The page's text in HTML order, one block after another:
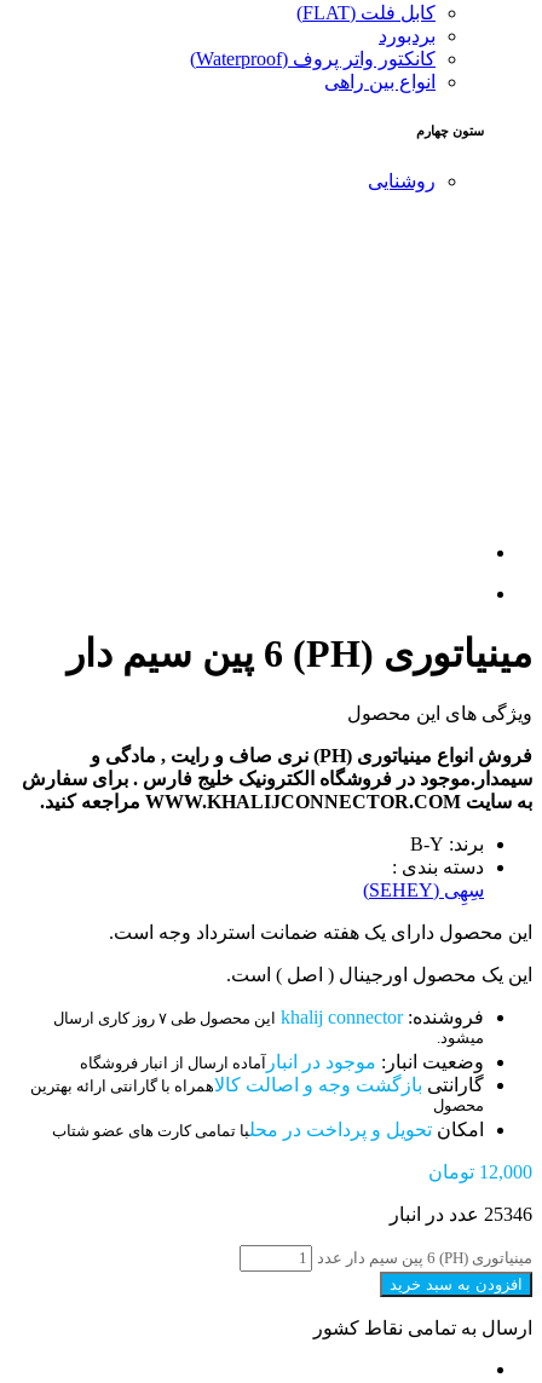
کابل فلت (FLAT)
بردبورد
کانکتور واتر پروف (Waterproof)
انواع بین راهی
ستون چهارم
روشنایی
مینیاتوری (PH) 6 پین سیم دار
ویژگی های این محصول
فروش انواع مینیاتوری (PH) نری صاف و رایت , مادگی و
سیمدار.موجود در فروشگاه الکترونیک خلیج فارس . برای سفارش
به سایت WWW.KHALIJCONNECTOR.COM مراجعه کنید.
برند: B-Y
دسته بندی :
سِهِی (SEHEY)
این محصول دارای یک هفته ضمانت استرداد وجه است.
این یک محصول اورجینال ( اصل ) است.
فروشنده:khalij connector این محصول طی ۷ روز کاری ارسال
میشود.
وضعیت انبار: موجود در انبار آماده ارسال از انبار فروشگاه
گارانتی بازگشت وجه و اصالت کالاهمراه با گارانتی ارائه بهترین
محصول
امکان تحویل و پرداخت در محلبا تمامی کارت های عضو شتاب
12,000 تومان
25346 عدد در انبار
مینیاتوری (PH) 6 پین سیم دار عدد
افزودن به سبد خرید
ارسال به تمامی نقاط کشور